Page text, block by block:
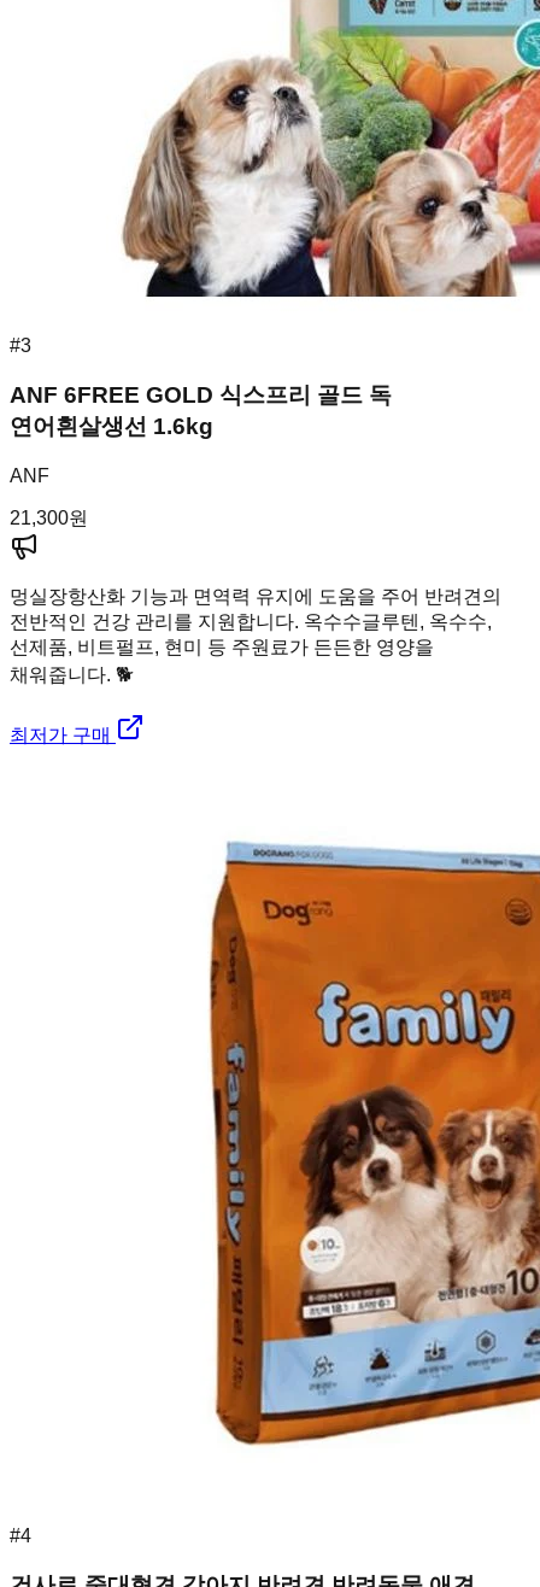
#3
ANF 6FREE GOLD 식스프리 골드 독
연어흰살생선 1.6kg
ANF
21,300원
멍실장항산화 기능과 면역력 유지에 도움을 주어 반려견의
전반적인 건강 관리를 지원합니다. 옥수수글루텐, 옥수수,
선제품, 비트펄프, 현미 등 주원료가 든든한 영양을
채워줍니다. 🐕
최저가 구매
#4